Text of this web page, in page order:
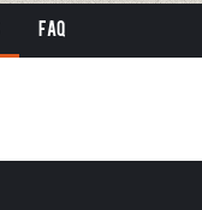
FAQ